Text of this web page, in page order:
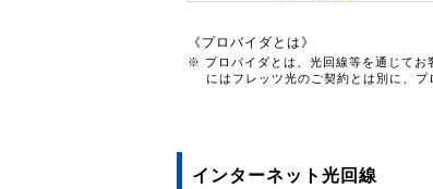
《プロバイダとは》
※ プロバイダとは、光回線等を通じてお
にはフレッツ光のご契約とは別に、プ
インターネット光回線